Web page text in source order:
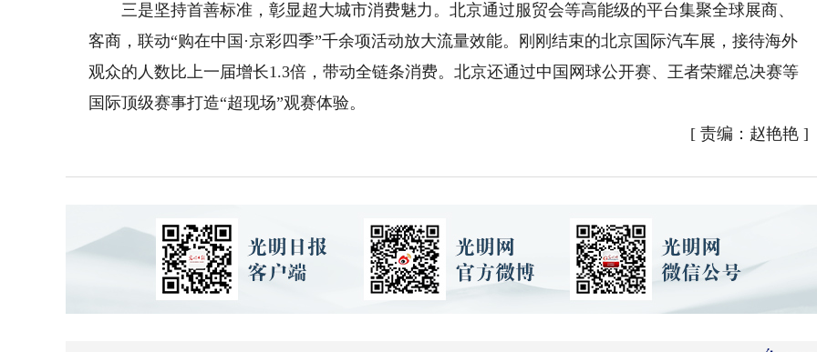
三是坚持首善标准，彰显超大城市消费魅力。北京通过服贸会等高能级的平台集聚全球展商、
客商，联动“购在中国·京彩四季”千余项活动放大流量效能。刚刚结束的北京国际汽车展，接待海外
观众的人数比上一届增长1.3倍，带动全链条消费。北京还通过中国网球公开赛、王者荣耀总决赛等
国际顶级赛事打造“超现场”观赛体验。
[ 责编：赵艳艳 ]